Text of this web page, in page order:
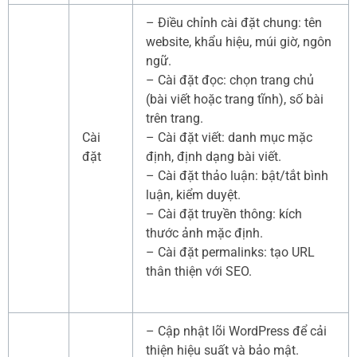
Cài
đặt
– Điều chỉnh cài đặt chung: tên
website, khẩu hiệu, múi giờ, ngôn
ngữ.
– Cài đặt đọc: chọn trang chủ
(bài viết hoặc trang tĩnh), số bài
trên trang.
– Cài đặt viết: danh mục mặc
định, định dạng bài viết.
– Cài đặt thảo luận: bật/tắt bình
luận, kiểm duyệt.
– Cài đặt truyền thông: kích
thước ảnh mặc định.
– Cài đặt permalinks: tạo URL
thân thiện với SEO.
– Cập nhật lõi WordPress để cải
thiện hiệu suất và bảo mật.